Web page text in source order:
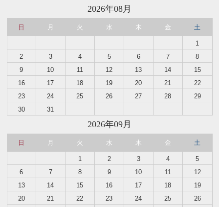
2026年08月
日 月 火 水 木 金 土
1
2
3 4 5 6 7
8
9
10 11 12 13 14
15
16
17 18 19 20 21
22
23
24 25 26 27 28
29
30
31
2026年09月
日 月 火 水 木 金 土
1 2 3 4
5
6
7 8 9 10 11
12
13
14 15 16 17 18
19
20
21 22 23 24 25 26